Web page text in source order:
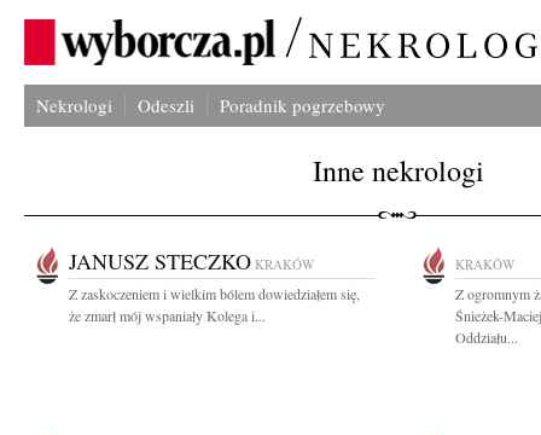
Nekrologi Odeszli Poradnik pogrzebowy
Inne nekrologi
JANUSZ STECZKO KRAKÓW
Z zaskoczeniem i wielkim bólem dowiedziałem się,
że zmarł mój wspaniały Kolega i...
KRAKÓW
Z ogromnym
Śnieżek-
Oddziału...